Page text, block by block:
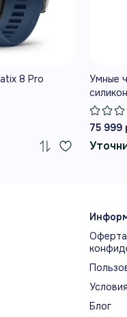
и
для новых
металлическая
И
8 Pro
Умные
75 999
Оферта
Блог